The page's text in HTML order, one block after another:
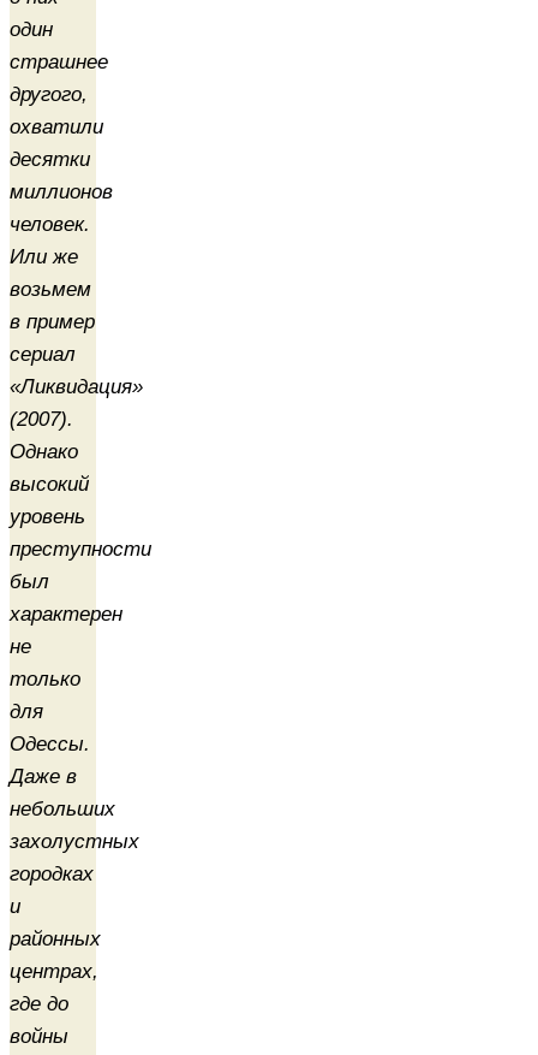
один
страшнее
другого,
охватили
десятки
миллионов
человек.
Или же
возьмем
в пример
сериал
«Ликвидация»
(2007).
Однако
высокий
уровень
преступности
был
характерен
не
только
для
Одессы.
Даже в
небольших
захолустных
городках
и
районных
центрах,
где до
войны